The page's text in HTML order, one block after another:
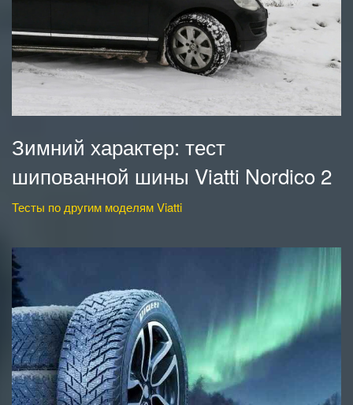
Зимний характер: тест
шипованной шины Viatti Nordico 2
Тесты по другим моделям Viatti